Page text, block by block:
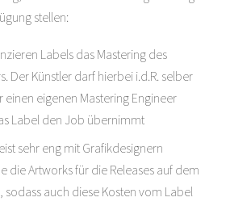
stellen:
Labels das Mastering des
Der Künstler darf hierbei i.d.R. selber
eigenen Mastering Engineer
Label den Job übernimmt
sehr eng mit Grafikdesignern
die Artworks für die Releases auf dem
sodass auch diese Kosten vom Label